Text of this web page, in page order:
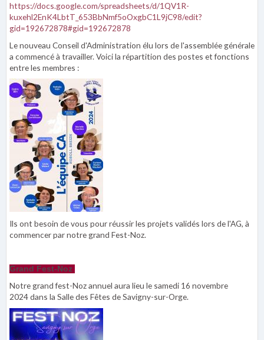
https://docs.google.com/spreadsheets/d/1QV1R-
kuxehl2EnK4LbtT_653BbNmf5oOxgbC1L9jC98/edit?
gid=192672878#gid=192672878
Le nouveau Conseil d'Administration élu lors de l'assemblée générale
a commencé à travailler. Voici la répartition des postes et fonctions
entre les membres :
Ils ont besoin de vous pour réussir les projets validés lors de l'AG, à
commencer par notre grand Fest-Noz.
Grand Fest-Noz
Notre grand fest-Noz annuel aura lieu le samedi 16 novembre
2024 dans la Salle des Fêtes de Savigny-sur-Orge.